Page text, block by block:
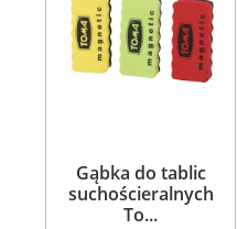
Gąbka do tablic
suchościeralnych
To...